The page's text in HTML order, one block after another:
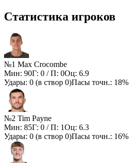
Статистика игроков
№1 Max Crocombe
Мин: 90Г: 0 / П: 0Оц: 6.9
Удары: 0 (в створ 0)Пасы точн.: 18%
№2 Tim Payne
Мин: 85Г: 0 / П: 1Оц: 6.3
Удары: 0 (в створ 0)Пасы точн.: 16%